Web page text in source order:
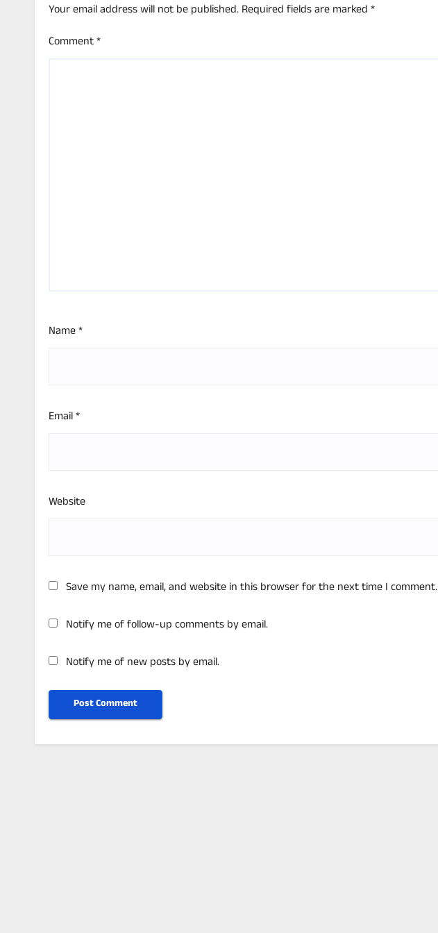
Your email address will not be published.Required fields are marked*
Comment*
Name*
Email*
Website
Save my name, email, and website in this browser for the next time I comment.
Notify me of follow-up comments by email.
Notify me of new posts by email.